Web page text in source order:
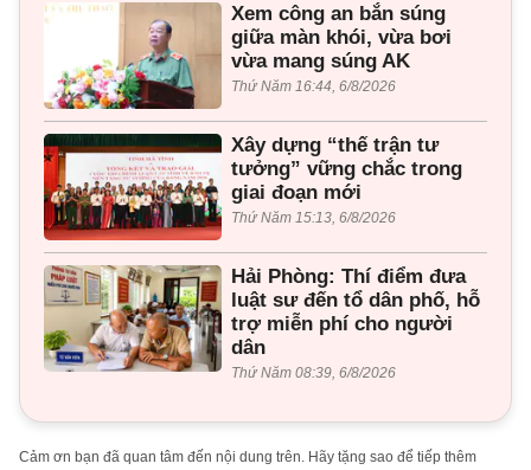
Xem công an bắn súng
giữa màn khói, vừa bơi
vừa mang súng AK
Thứ Năm 16:44, 6/8/2026
Xây dựng “thế trận tư
tưởng” vững chắc trong
giai đoạn mới
Thứ Năm 15:13, 6/8/2026
Hải Phòng: Thí điểm đưa
luật sư đến tổ dân phố, hỗ
trợ miễn phí cho người
dân
Thứ Năm 08:39, 6/8/2026
Cảm ơn bạn đã quan tâm đến nội dung trên. Hãy tặng sao để tiếp thêm